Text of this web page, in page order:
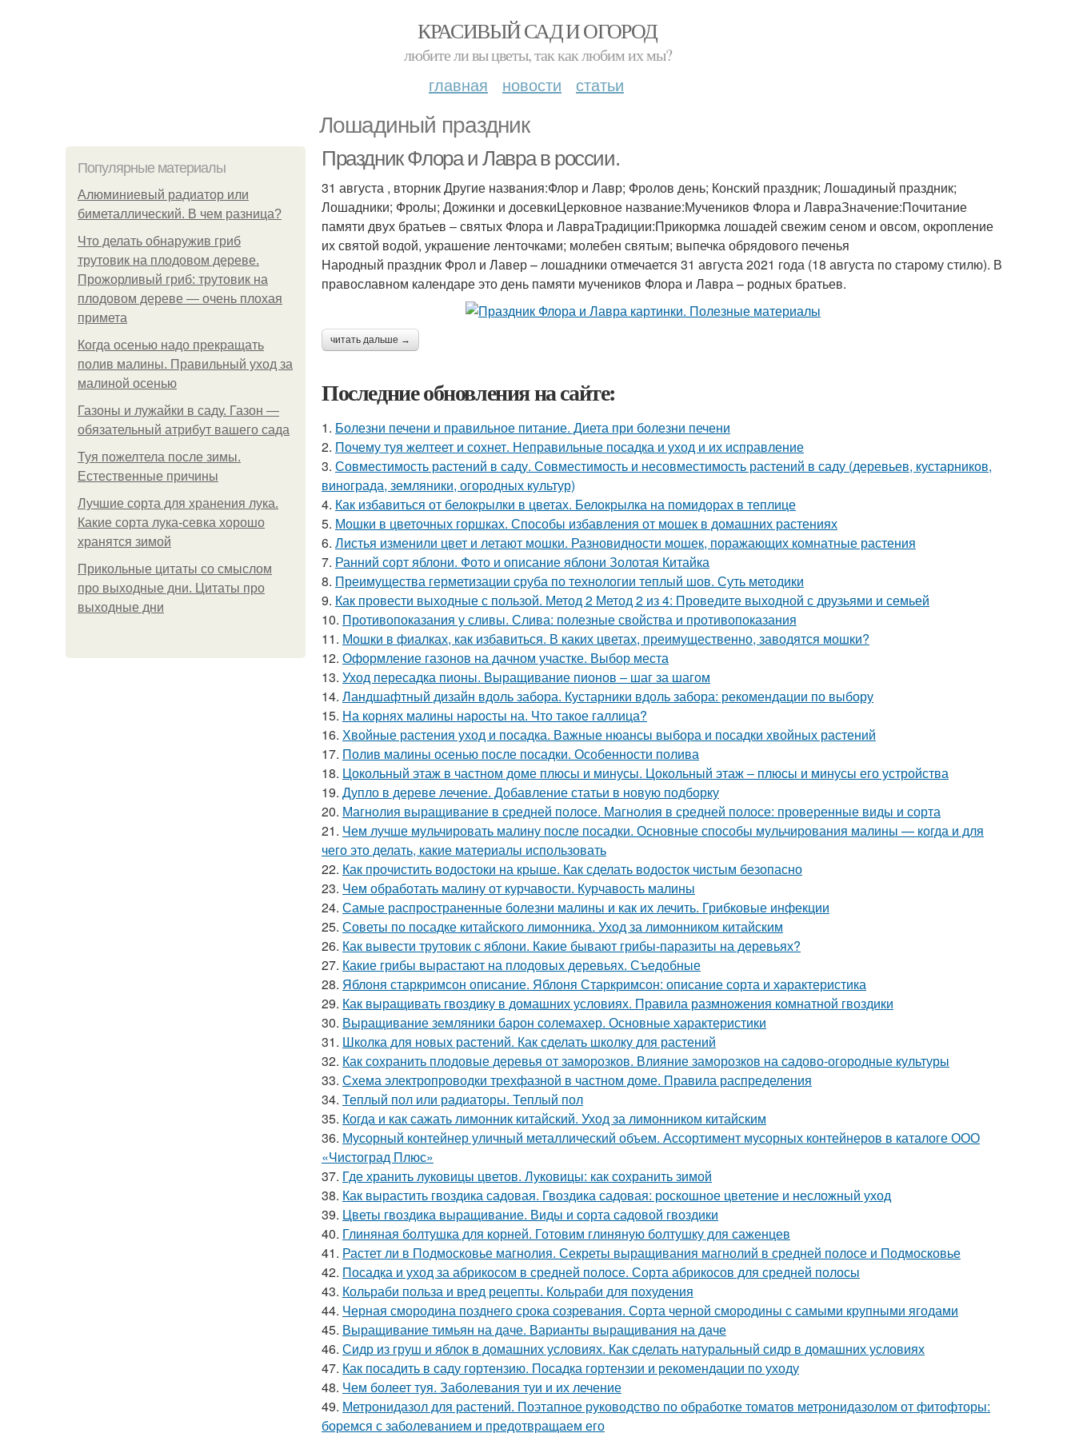
КРАСИВЫЙ САД И ОГОРОД
любите ли вы цветы, так как любим их мы?
главная новости статьи
Лошадиный праздник
Популярные материалы
Алюминиевый радиатор или
биметаллический. В чем разница?
Что делать обнаружив гриб
трутовик на плодовом дереве.
Прожорливый гриб: трутовик на
плодовом дереве — очень плохая
примета
Когда осенью надо прекращать
полив малины. Правильный уход за
малиной осенью
Газоны и лужайки в саду. Газон —
обязательный атрибут вашего сада
Туя пожелтела после зимы.
Естественные причины
Лучшие сорта для хранения лука.
Какие сорта лука-севка хорошо
хранятся зимой
Прикольные цитаты со смыслом
про выходные дни. Цитаты про
выходные дни
Праздник Флора и Лавра в россии.
31 августа , вторник Другие названия:Флор и Лавр; Фролов день; Конский праздник; Лошадиный праздник;
Лошадники; Фролы; Дожинки и досевкиЦерковное название:Мучеников Флора и ЛавраЗначение:Почитание
памяти двух братьев – святых Флора и ЛавраТрадиции:Прикормка лошадей свежим сеном и овсом, окропление
их святой водой, украшение ленточками; молебен святым; выпечка обрядового печенья
Народный праздник Фрол и Лавер – лошадники отмечается 31 августа 2021 года (18 августа по старому стилю). В
православном календаре это день памяти мучеников Флора и Лавра – родных братьев.
читать дальше →
Последние обновления на сайте:
1. Болезни печени и правильное питание. Диета при болезни печени
2. Почему туя желтеет и сохнет. Неправильные посадка и уход и их исправление
3. Совместимость растений в саду. Совместимость и несовместимость растений в саду (деревьев, кустарников,
винограда, земляники, огородных культур)
4. Как избавиться от белокрылки в цветах. Белокрылка на помидорах в теплице
5. Мошки в цветочных горшках. Способы избавления от мошек в домашних растениях
6. Листья изменили цвет и летают мошки. Разновидности мошек, поражающих комнатные растения
7. Ранний сорт яблони. Фото и описание яблони Золотая Китайка
8. Преимущества герметизации сруба по технологии теплый шов. Суть методики
9. Как провести выходные с пользой. Метод 2 Метод 2 из 4: Проведите выходной с друзьями и семьей
10. Противопоказания у сливы. Слива: полезные свойства и противопоказания
11. Мошки в фиалках, как избавиться. В каких цветах, преимущественно, заводятся мошки?
12. Оформление газонов на дачном участке. Выбор места
13. Уход пересадка пионы. Выращивание пионов – шаг за шагом
14. Ландшафтный дизайн вдоль забора. Кустарники вдоль забора: рекомендации по выбору
15. На корнях малины наросты на. Что такое галлица?
16. Хвойные растения уход и посадка. Важные нюансы выбора и посадки хвойных растений
17. Полив малины осенью после посадки. Особенности полива
18. Цокольный этаж в частном доме плюсы и минусы. Цокольный этаж – плюсы и минусы его устройства
19. Дупло в дереве лечение. Добавление статьи в новую подборку
20. Магнолия выращивание в средней полосе. Магнолия в средней полосе: проверенные виды и сорта
21. Чем лучше мульчировать малину после посадки. Основные способы мульчирования малины — когда и для
чего это делать, какие материалы использовать
22. Как прочистить водостоки на крыше. Как сделать водосток чистым безопасно
23. Чем обработать малину от курчавости. Курчавость малины
24. Самые распространенные болезни малины и как их лечить. Грибковые инфекции
25. Советы по посадке китайского лимонника. Уход за лимонником китайским
26. Как вывести трутовик с яблони. Какие бывают грибы-паразиты на деревьях?
27. Какие грибы вырастают на плодовых деревьях. Съедобные
28. Яблоня старкримсон описание. Яблоня Старкримсон: описание сорта и характеристика
29. Как выращивать гвоздику в домашних условиях. Правила размножения комнатной гвоздики
30. Выращивание земляники барон солемахер. Основные характеристики
31. Школка для новых растений. Как сделать школку для растений
32. Как сохранить плодовые деревья от заморозков. Влияние заморозков на садово-огородные культуры
33. Схема электропроводки трехфазной в частном доме. Правила распределения
34. Теплый пол или радиаторы. Теплый пол
35. Когда и как сажать лимонник китайский. Уход за лимонником китайским
36. Мусорный контейнер уличный металлический объем. Ассортимент мусорных контейнеров в каталоге ООО
«Чистоград Плюс»
37. Где хранить луковицы цветов. Луковицы: как сохранить зимой
38. Как вырастить гвоздика садовая. Гвоздика садовая: роскошное цветение и несложный уход
39. Цветы гвоздика выращивание. Виды и сорта садовой гвоздики
40. Глиняная болтушка для корней. Готовим глиняную болтушку для саженцев
41. Растет ли в Подмосковье магнолия. Секреты выращивания магнолий в средней полосе и Подмосковье
42. Посадка и уход за абрикосом в средней полосе. Сорта абрикосов для средней полосы
43. Кольраби польза и вред рецепты. Кольраби для похудения
44. Черная смородина позднего срока созревания. Сорта черной смородины с самыми крупными ягодами
45. Выращивание тимьян на даче. Варианты выращивания на даче
46. Сидр из груш и яблок в домашних условиях. Как сделать натуральный сидр в домашних условиях
47. Как посадить в саду гортензию. Посадка гортензии и рекомендации по уходу
48. Чем болеет туя. Заболевания туи и их лечение
49. Метронидазол для растений. Поэтапное руководство по обработке томатов метронидазолом от фитофторы:
боремся с заболеванием и предотвращаем его